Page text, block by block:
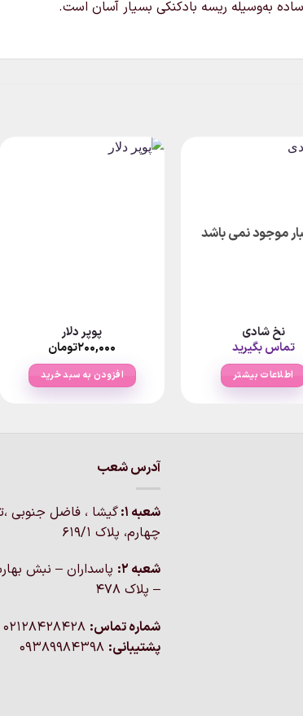
به‌وسیله ریسه بادکنکی بسیار آسان است.
موجود نمی باشد
نخ شادی
تماس بگیرید
اطلاعات بیشتر
پوپر دلار
۲۰۰,۰۰۰تومان
افزودن به سبد خرید
آدرس شعب
شعبه 1:
گيشا ، فاضل جنوبی
چهارم، پلاک 619/1
شعبه 2:
پاسداران – نبش
– پلاک ۴۷۸
شماره تماس:
پشتیبانی: